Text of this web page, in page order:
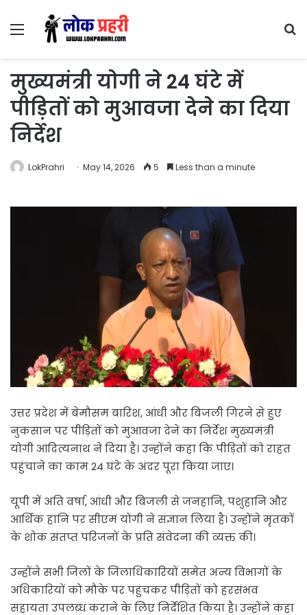
Menu
मुख्यमंत्री योगी ने 24 घंटे में
पीड़ितों को मुआवजा देने का दिया
निर्देश
LokPrahri May 14, 2026 5 Less than a minute
उत्तर प्रदेश में बेमौसम बारिश, आंधी और बिजली गिरने से हुए
नुकसान पर पीड़ितों को मुआवजा देने का निर्देश मुख्यमंत्री
योगी आदित्यनाथ ने दिया है। उन्होंने कहा कि पीड़ितों को राहत
पहुंचाने का काम 24 घंटे के अंदर पूरा किया जाए।
यूपी में अति वर्षा, आंधी और बिजली से जनहानि, पशुहानि और
आर्थिक हानि पर सीएम योगी ने संज्ञान लिया है। उन्होंने मृतकों
के शोक संतप्त परिजनों के प्रति संवेदना की व्यक्त की।
उन्होंने सभी जिलों के जिलाधिकारियों समेत अन्य विभागों के
अधिकारियों को मौके पर पहुंचकर पीड़ितों को हरसंभव
सहायता उपलब्ध कराने के लिए निर्देशित किया है। उन्होंने कहा